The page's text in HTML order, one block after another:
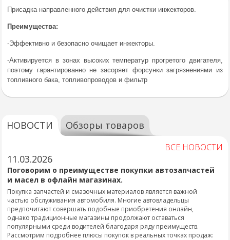
Присадка направленного действия для очистки инжекторов.
Преимущества:
-Эффективно и безопасно очищает инжекторы.
-Активируется в зонах высоких температур прогретого двигателя,
поэтому гарантированно не засоряет форсунки загрязнениями из
топливного бака, топливопроводов и фильтр
НОВОСТИ Обзоры товаров
ВСЕ НОВОСТИ
11.03.2026
Поговорим о преимуществе покупки автозапчастей
и масел в офлайн магазинах.
Покупка запчастей и смазочных материалов является важной
частью обслуживания автомобиля. Многие автовладельцы
предпочитают совершать подобные приобретения онлайн,
однако традиционные магазины продолжают оставаться
популярными среди водителей благодаря ряду преимуществ.
Рассмотрим подробнее плюсы покупок в реальных точках продаж: